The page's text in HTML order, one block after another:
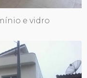
e vidro